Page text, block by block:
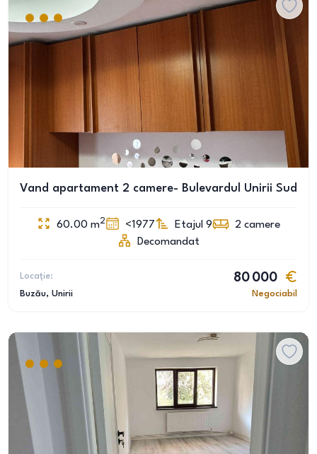
Vand apartament 2 camere- Bulevardul Unirii Sud
60.00 m2 <1977 Etajul 9 2 camere
Decomandat
Locație:
Buzău, Unirii
80 000
Negociabil